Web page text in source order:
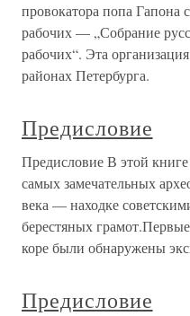
провокатора попа Гапона
рабочих — „Собрание
рабочих“. Эта
районах Петербурга.
Предисловие
Предисловие В этой
самых замечательных
века — находке
берестяных
коре были обнаружены
Предисловие